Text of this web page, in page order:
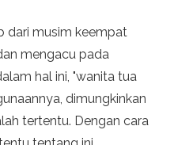
dari musim keempat
mengacu pada
hal ini, "wanita tua
dimungkinkan
tertentu. Dengan cara